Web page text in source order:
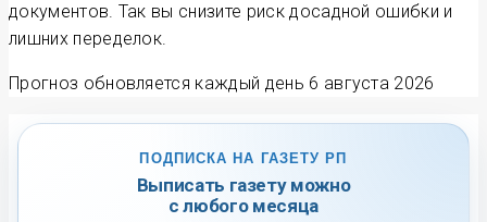
документов. Так вы снизите риск досадной ошибки и
лишних переделок.
Прогноз обновляется каждый день 6 августа 2026
ПОДПИСКА НА ГАЗЕТУ РП
Выписать газету можно
с любого месяца